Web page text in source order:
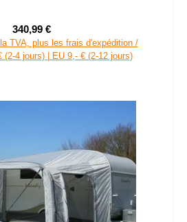
Prix de vente :
340,99 €
TVA, plus les frais d'expédition /
(2-4 jours) | EU 9,- € (2-12 jours)